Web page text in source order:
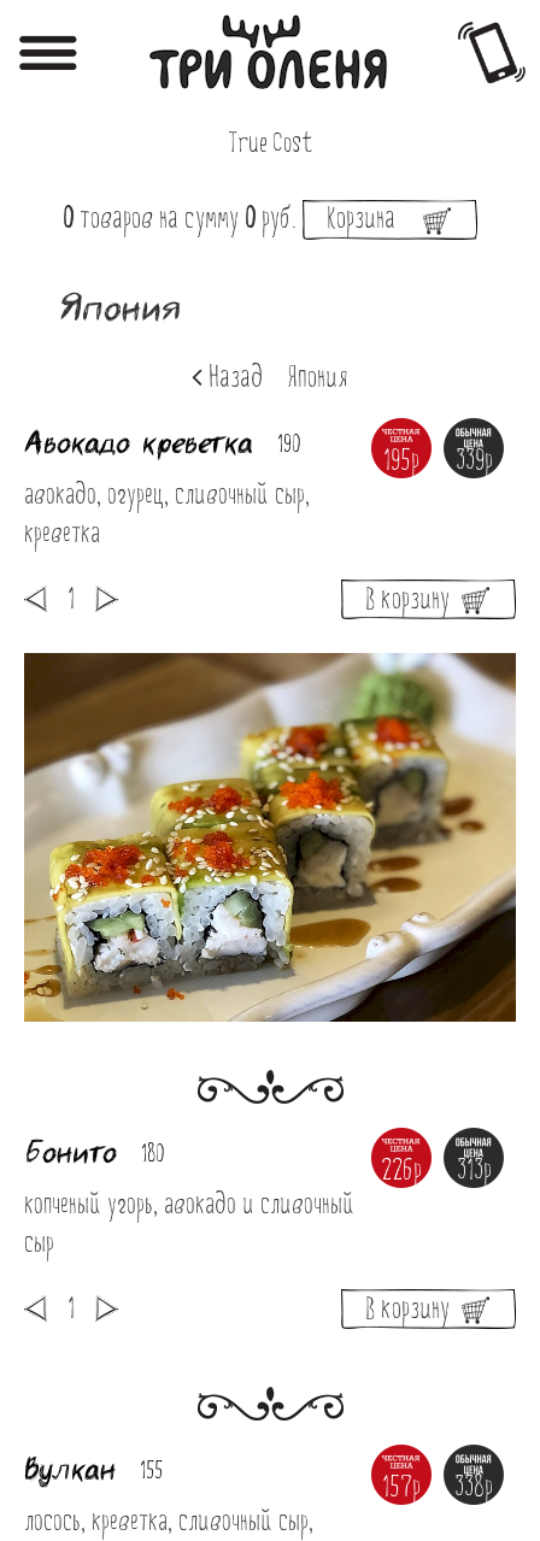
Фотоотчёты
Акции
Наши заведения
Вакансии
Банкеты
Интерьер
Кэшбек
Оптовикам
True Cost
0 товаров на сумму 0 руб. Корзина
Япония
Назад Япония
339р
195р
Авокадо креветка 190
авокадо, огурец, сливочный сыр,
креветка
В корзину
313р
226р
Бонито 180
копченый угорь, авокадо и сливочный
сыр
В корзину
338р
157р
Вулкан 155
лосось, креветка, сливочный сыр,